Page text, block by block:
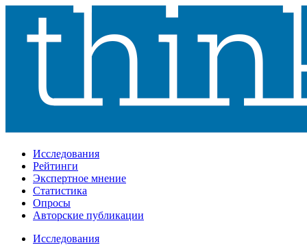
Исследования
Рейтинги
Экспертное мнение
Статистика
Опросы
Авторские публикации
Исследования